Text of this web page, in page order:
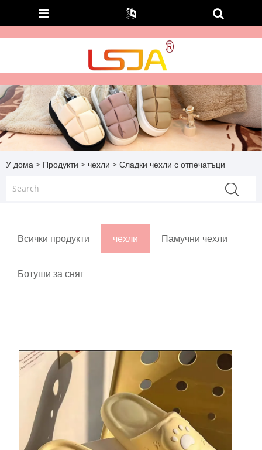
У дома > Продукти > чехли > Сладки чехли с отпечатъци
Всички продукти чехли Памучни чехли
Ботуши за сняг